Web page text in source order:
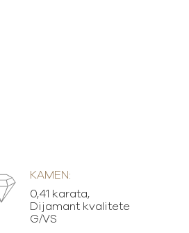
KAMEN:
0,41 karata,
Dijamant kvalitete
G/VS